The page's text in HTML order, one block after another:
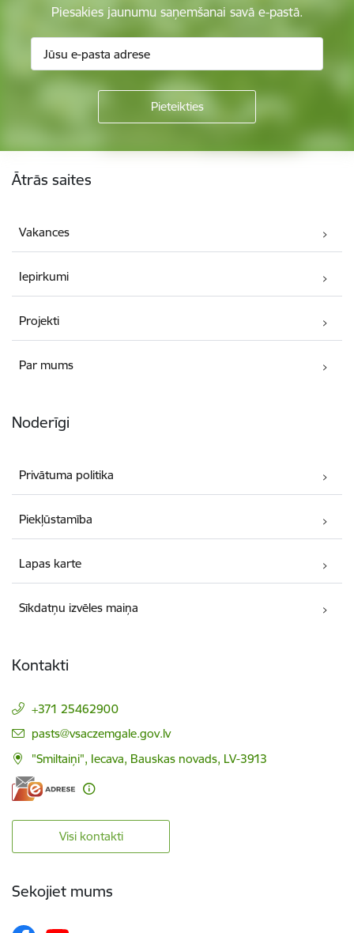
Piesakies jaunumu saņemšanai savā e-pastā.
Ātrās saites
Vakances
Iepirkumi
Projekti
Par mums
Noderīgi
Privātuma politika
Piekļūstamība
Lapas karte
Sīkdatņu izvēles maiņa
Kontakti
+371 25462900
E-pasts:
pasts@vsaczemgale.gov.lv
"Smiltaiņi", Iecava, Bauskas novads, LV-3913
Visi kontakti
Sekojiet mums